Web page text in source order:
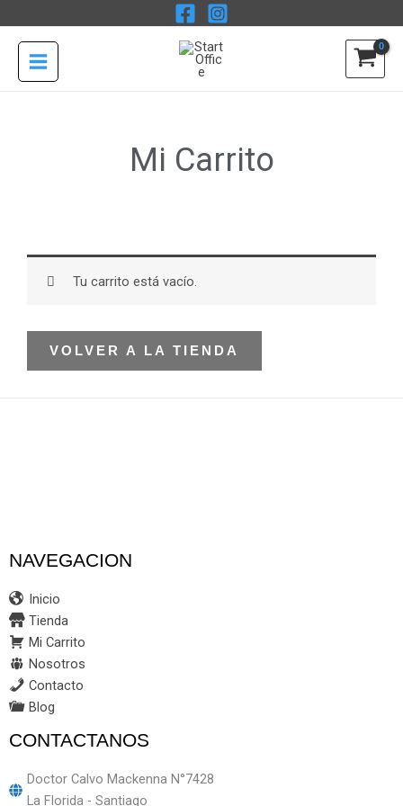
al
contenido
Mi Carrito
Tu carrito está vacío.
VOLVER A LA TIENDA
NAVEGACION
Inicio
Tienda
Mi Carrito
Nosotros
Contacto
Blog
CONTACTANOS
Doctor Calvo Mackenna N°7428
La Florida - Santiago